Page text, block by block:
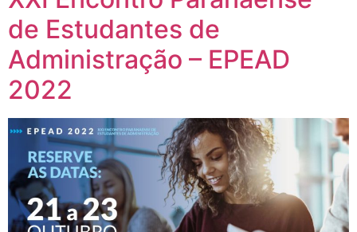
de Estudantes de
Administração – EPEAD
2022